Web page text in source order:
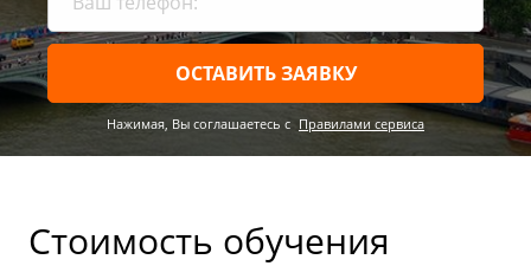
ОСТАВИТЬ ЗАЯВКУ
Нажимая, Вы соглашаетесь c Правилами сервиса
Стоимость обучения